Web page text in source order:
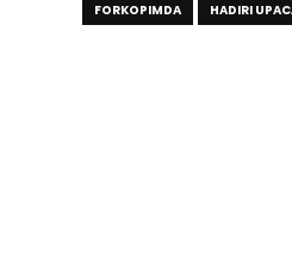
FORKOPIMDA HADIRI